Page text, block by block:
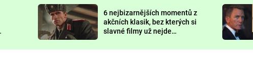
DEADPOOL
6 nejbizarnějších momentů z
akčních klasik, bez kterých si
slavné filmy už nejde